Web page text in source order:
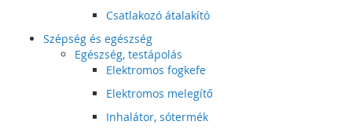
Csatlakozó átalakító
Szépség és egészség
Egészség, testápolás
Elektromos fogkefe
Elektromos melegítő
Inhalátor, sótermék